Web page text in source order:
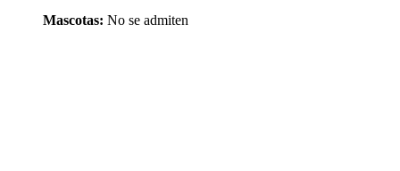
Mascotas: No se admiten